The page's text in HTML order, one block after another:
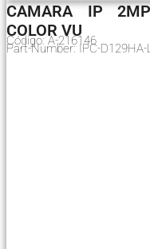
CAMARA IP
COLOR VU
Código: A-216146
Part-Number: IPC-